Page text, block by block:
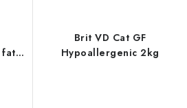
fat
Brit VD Cat GF
Hypoallergenic 2kg